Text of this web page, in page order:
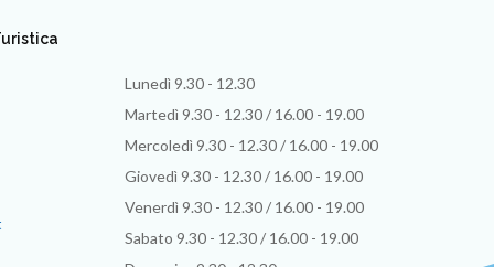
Lunedì 9.30 - 12.30
Martedì 9.30 - 12.30 / 16.00 - 19.00
Mercoledì 9.30 - 12.30 / 16.00 - 19.00
Giovedì 9.30 - 12.30 / 16.00 - 19.00
Venerdì 9.30 - 12.30 / 16.00 - 19.00
Sabato 9.30 - 12.30 / 16.00 - 19.00